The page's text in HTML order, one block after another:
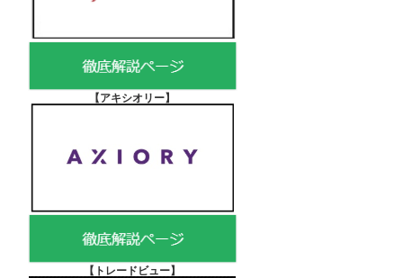
【アキシオリー】
【 トレードビュー】